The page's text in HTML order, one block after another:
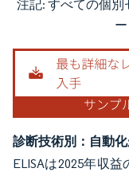
画像 © Mordor
注記: すべての個
診断技術別：自動
ELISAは2025年収